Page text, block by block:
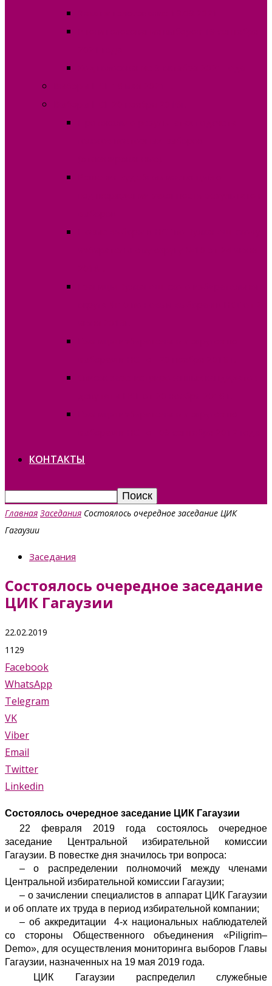
КОНТАКТЫ
Главная Заседания Состоялось очередное заседание ЦИК
Гагаузии
Заседания
Состоялось очередное заседание
ЦИК Гагаузии
22.02.2019
1129
Facebook
WhatsApp
Telegram
VK
Viber
Email
Twitter
Linkedin
Состоялось очередное заседание ЦИК Гагаузии
22 февраля 2019 года состоялось очередное
заседание Центральной избирательной комиссии
Гагаузии. В повестке дня значилось три вопроса:
– о распределении полномочий между членами
Центральной избирательной комиссии Гагаузии;
– о зачислении специалистов в аппарат ЦИК Гагаузии
и об оплате их труда в период избирательной компании;
– об аккредитации
4-х национальных наблюдателей
со стороны Общественного объединения «Piligrim–
Demo», для осуществления мониторинга выборов Главы
Гагаузии, назначенных на 19 мая 2019 года.
ЦИК
Гагаузии распределил служебные